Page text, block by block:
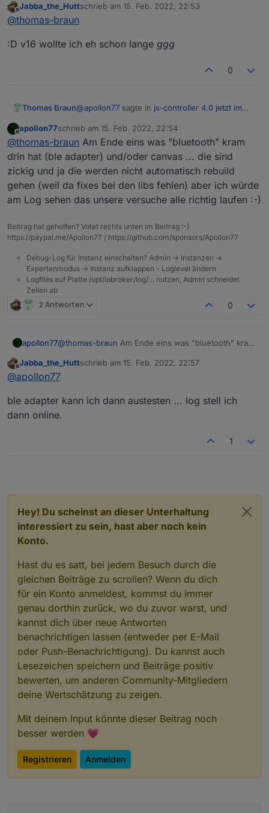
Eins mit 'ner anderen ABI als dein jetziges. 😀
Offline
Jabba_the_Huttschrieb am 15. Feb. 2022, 22:53
zuletzt editiert von
@thomas-braun
:D v16 wollte ich eh schon lange ggg
0
Thomas Braun@apollon77 sagte in js-controller 4.0 jetzt im
(na, mag nochmal jemand Node.js
upgraden oder so? ;-)) )
Kein Problem. Node-Versionswechsel ist ja
schnell gemacht.
Wobei die letzten Wechsel der nodejs-
Installation bei den von mir eingesetzten
Adaptern schon sauber weggebügelt wurden.
Offline
apollon77schrieb am 15. Feb. 2022, 22:54
zuletzt editiert von
@thomas-braun Am Ende eins was "bluetooth" kram
drin hat (ble adapter) und/oder canvas ... die sind
zickig und ja die werden nicht automatisch rebuild
gehen (weil da fixes bei den libs fehlen) aber ich würde
am Log sehen das unsere versuche alle richtig laufen :-)
Beitrag hat geholfen? Votet rechts unten im Beitrag :-)
https://paypal.me/Apollon77 / https://github.com/sponsors/Apollon77
Debug-Log für Instanz einschalten? Admin -> Instanzen ->
Expertenmodus -> Instanz aufklappen - Loglevel ändern
Logfiles auf Platte /opt/iobroker/log/… nutzen, Admin schneidet
Zeilen ab
2 Antworten 0
apollon77@thomas-braun Am Ende eins was "bluetooth" kram
zickig und ja die werden nicht automatisch rebuild
gehen (weil da fixes bei den libs fehlen) aber ich
richtig laufen :-)
Offline
Jabba_the_Huttschrieb am 15. Feb. 2022, 22:57
zuletzt editiert von
@apollon77
ble adapter kann ich dann austesten ... log stell ich
dann online.
1
Hey! Du scheinst an dieser Unterhaltung
interessiert zu sein, hast aber noch kein
Konto.
Hast du es satt, bei jedem Besuch durch die
gleichen Beiträge zu scrollen? Wenn du dich
für ein Konto anmeldest, kommst du immer
genau dorthin zurück, wo du zuvor warst, und
kannst dich über neue Antworten
benachrichtigen lassen (entweder per E-Mail
oder Push-Benachrichtigung). Du kannst auch
Lesezeichen speichern und Beiträge positiv
bewerten, um anderen Community-Mitgliedern
deine Wertschätzung zu zeigen.
Mit deinem Input könnte dieser Beitrag noch
besser werden 💗
Registrieren Anmelden